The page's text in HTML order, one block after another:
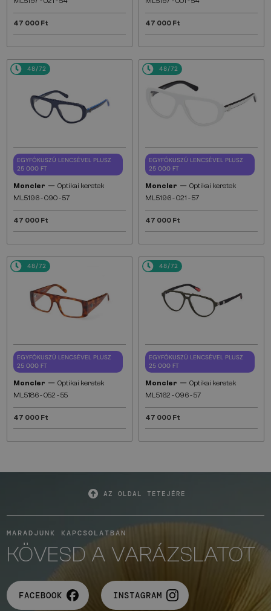
47 000 Ft 47 000 Ft
48/72
EGYFÓKUSZÚ LENCSÉVEL PLUSZ
25 000 FT
Moncler — Optikai keretek
ML5196 - 090 - 57
47 000 Ft
48/72
EGYFÓKUSZÚ LENCSÉVEL PLUSZ
25 000 FT
Moncler — Optikai keretek
ML5196 - 021 - 57
47 000 Ft
48/72
EGYFÓKUSZÚ LENCSÉVEL PLUSZ
25 000 FT
Moncler — Optikai keretek
ML5186 - 052 - 55
47 000 Ft
48/72
EGYFÓKUSZÚ LENCSÉVEL PLUSZ
25 000 FT
Moncler — Optikai keretek
ML5162 - 096 - 57
47 000 Ft
AZ OLDAL TETEJÉRE
MARADJUNK KAPCSOLATBAN
KÖVESD A VARÁZSLATOT
FACEBOOK INSTAGRAM